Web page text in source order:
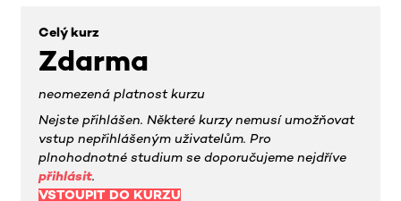
Celý kurz
Zdarma
neomezená platnost kurzu
Nejste přihlášen. Některé kurzy nemusí umožňovat
vstup nepřihlášeným uživatelům. Pro
plnohodnotné studium se doporučujeme nejdříve
přihlásit.
VSTOUPIT DO KURZU